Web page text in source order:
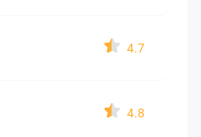
4.7
4.8